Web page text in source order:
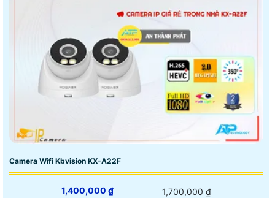
Camera Wifi Kbvision KX-A22F
1,400,000 ₫ 1,700,000 ₫